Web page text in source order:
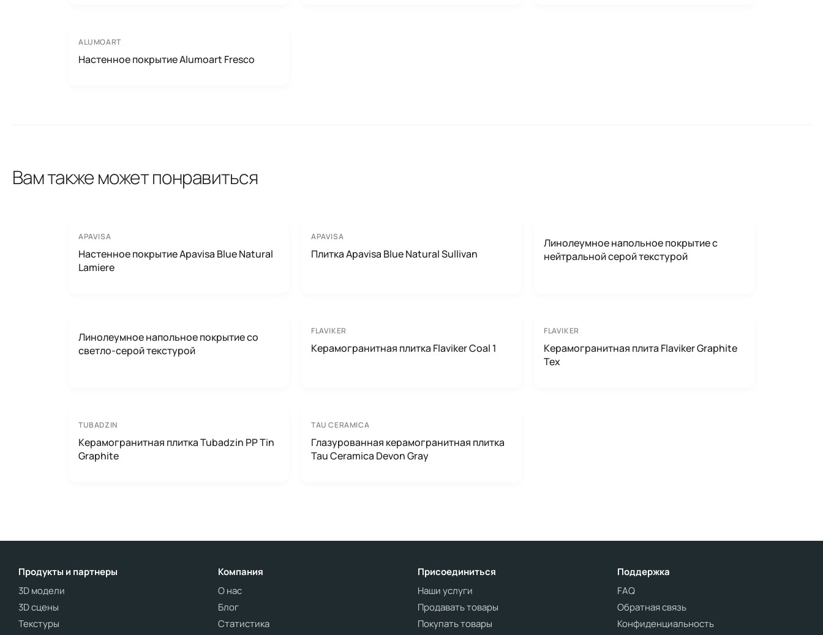
ALUMOART
Настенное покрытие Alumoart Fresco
Вам также может понравиться
APAVISA
Настенное покрытие Apavisa Blue Natural
Lamiere
APAVISA
Плитка Apavisa Blue Natural Sullivan
Линолеумное напольное покрытие с
нейтральной серой текстурой
Линолеумное напольное покрытие со
светло-серой текстурой
FLAVIKER
Керамогранитная плитка Flaviker Coal 1
FLAVIKER
Керамогранитная плита Flaviker Graphite
Tex
TUBADZIN
Керамогранитная плитка Tubadzin PP Tin
Graphite
TAU CERAMICA
Глазурованная керамогранитная плитка
Tau Ceramica Devon Gray
Продукты и партнеры
3D модели
3D сцены
Текстуры
Компания
О нас
Блог
Статистика
Присоединиться
Наши услуги
Продавать товары
Покупать товары
Поддержка
FAQ
Обратная связь
Конфиденциальность